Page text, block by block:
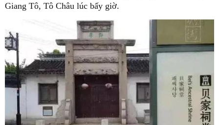
Giang Tô, Tô Châu lúc bấy giờ.